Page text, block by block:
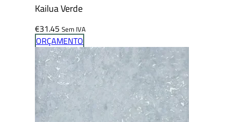
Kailua Verde
€31.45 Sem IVA
ORÇAMENTO